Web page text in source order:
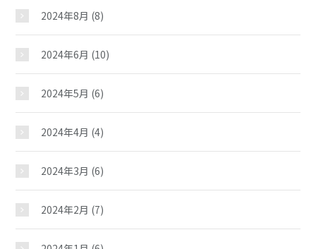
じどうかんだより
イベント
スケジュール
施設紹介
ギャラリー
2024年8月 (8)
2024年6月 (10)
2024年5月 (6)
2024年4月 (4)
2024年3月 (6)
2024年2月 (7)